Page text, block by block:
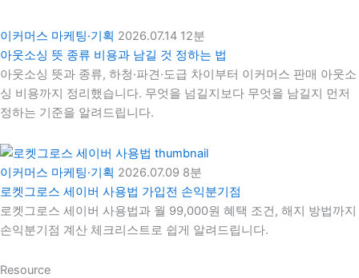
이커머스 마케팅·기획 2026.07.14 12분
아웃소싱 뜻 종류 비용과 남길 것 정하는 법
아웃소싱 뜻과 종류, 하청·파견·도급 차이부터 이커머스 판매 아웃소
싱 비용까지 정리했습니다. 무엇을 넘길지보다 무엇을 남길지 먼저
정하는 기준을 알려드립니다.
이커머스 마케팅·기획 2026.07.09 8분
로켓그로스 세이버 사용법 가입전 손익분기점
로켓그로스 세이버 사용법과 월 99,000원 혜택 조건, 해지 방법까지
손익분기점 계산 체크리스트로 쉽게 알려드립니다.
Resource